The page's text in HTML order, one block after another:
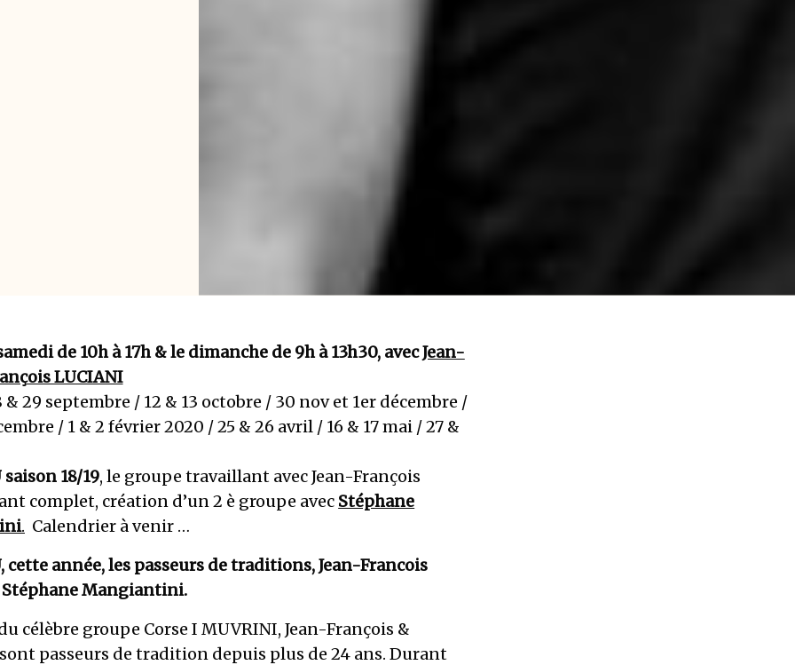
de 10h à 17h & le dimanche de 9h à 13h30, avecJean-
LUCIANI
& 29 septembre / 12 & 13 octobre / 30 nov et 1er décembre /
/ 1 & 2 février 2020 / 25 & 26 avril / 16 & 17 mai / 27 &
saison 18/19, le groupe travaillant avec Jean-François
complet, création d’un 2 è groupe avec Stéphane
. Calendrier à venir …
cette année, les passeurs de traditions, Jean-Francois
Mangiantini.
célèbre groupe Corse I MUVRINI, Jean-François &
passeurs de tradition depuis plus de 24 ans. Durant